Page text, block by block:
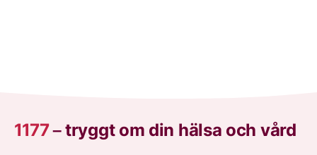
1177–tryggt om din hälsa och vård